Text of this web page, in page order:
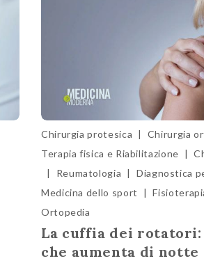
Chirurgia protesica | Chirurgia
Terapia fisica e Riabilitazione |
|
Reumatologia | Diagnostica
Medicina dello sport
|
Ortopedia
La cuffia dei
che aumenta di notte